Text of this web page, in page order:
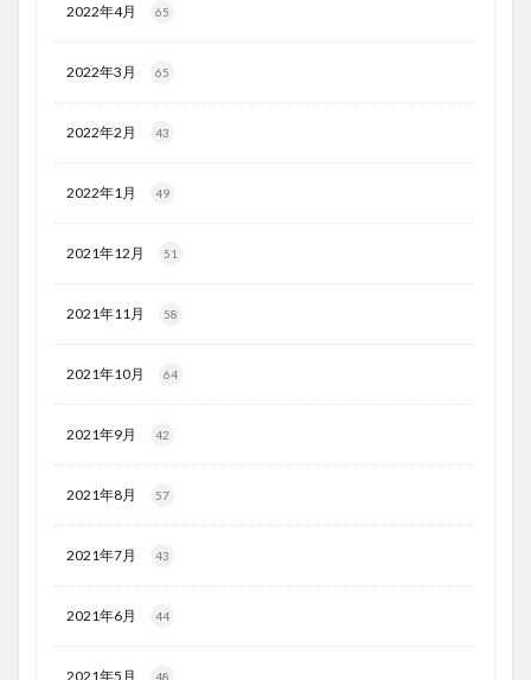
2022年4月 65
2022年3月 65
2022年2月 43
2022年1月 49
2021年12月 51
2021年11月 58
2021年10月 64
2021年9月 42
2021年8月 57
2021年7月 43
2021年6月 44
2021年5月 48